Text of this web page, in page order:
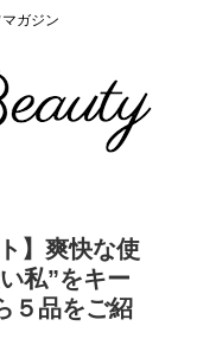
ガジン
】爽快な使
私”をキー
５品をご紹